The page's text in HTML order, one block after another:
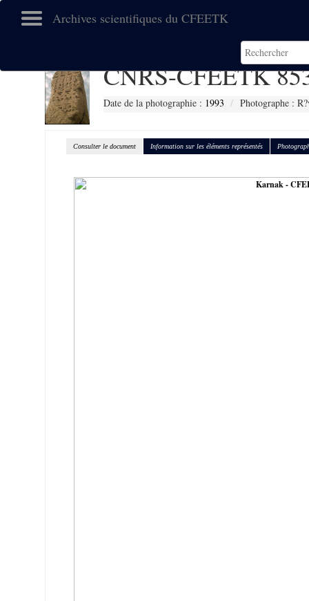
Archives scientifiques du CFEETK
CNRS-CFEETK
Date de la photographie : 1993 Photographe :
Consulter le document Information sur les éléments représentés